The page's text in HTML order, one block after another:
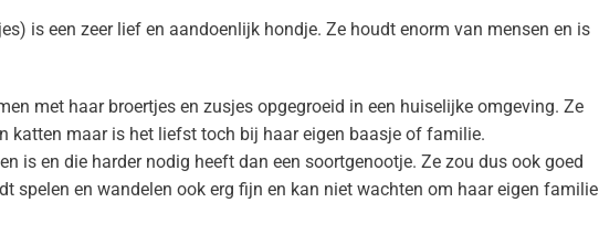
is een zeer lief en aandoenlijk hondje. Ze houdt enorm van mensen en is
met haar broertjes en zusjes opgegroeid in een huiselijke omgeving. Ze
katten maar is het liefst toch bij haar eigen baasje of familie.
is en die harder nodig heeft dan een soortgenootje. Ze zou dus ook goed
spelen en wandelen ook erg fijn en kan niet wachten om haar eigen familie